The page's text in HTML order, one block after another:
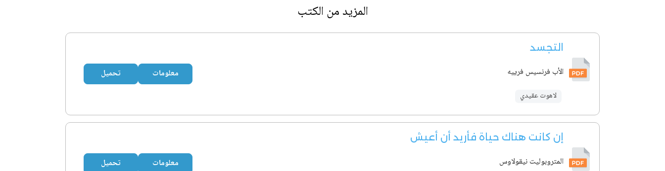
المزيد من الكتب
التجسد
الأب فرنسيس فرييه
لاهوت عقيدي
معلومات تحميل
إن كانت هناك حياة فأريد أن أعيش
المتروبوليت نيقولاوس معلومات تحميل